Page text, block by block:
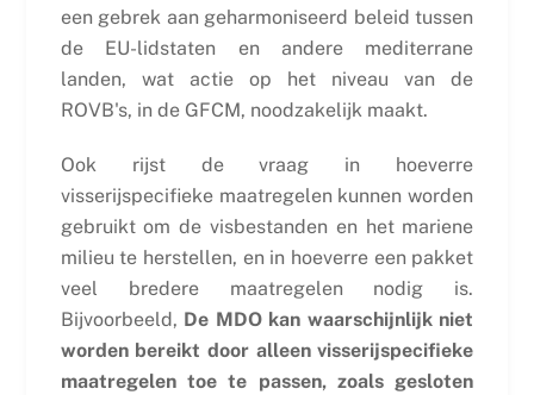
een gebrek aan geharmoniseerd beleid tussen
de EU-lidstaten en andere mediterrane
landen, wat actie op het niveau van de
ROVB's, in de GFCM, noodzakelijk maakt.
Ook rijst de vraag in hoeverre
visserijspecifieke maatregelen kunnen worden
gebruikt om de visbestanden en het mariene
milieu te herstellen, en in hoeverre een pakket
veel bredere maatregelen nodig is.
Bijvoorbeeld, De MDO kan waarschijnlijk niet
worden bereikt door alleen visserijspecifieke
maatregelen toe te passen, zoals gesloten